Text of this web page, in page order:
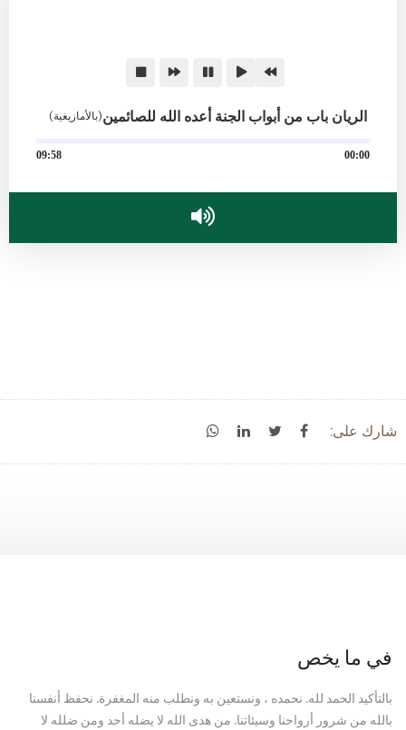
الريان باب من أبواب الجنة أعده الله للصائمين(بالأمازيغية)
00:00
09:58
شارك على:
في ما يخص
بالتأكيد الحمد لله. نحمده ، ونستعين به ونطلب منه المغفرة. نحفظ أنفسنا
بالله من شرور أرواحنا وسيئاتنا. من هدى الله لا يضله أحد ومن ضلله لا